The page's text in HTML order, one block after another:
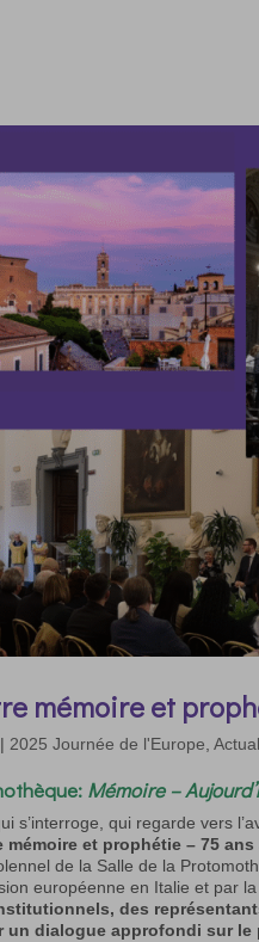
mémoire et
|2025 Journée de l'Europe,
: Mémoire –
s’interroge, qui regarde vers
mémoire et prophétie – 75
de la Salle de la
européenne en Italie et par
des
dialogue approfondi sur le